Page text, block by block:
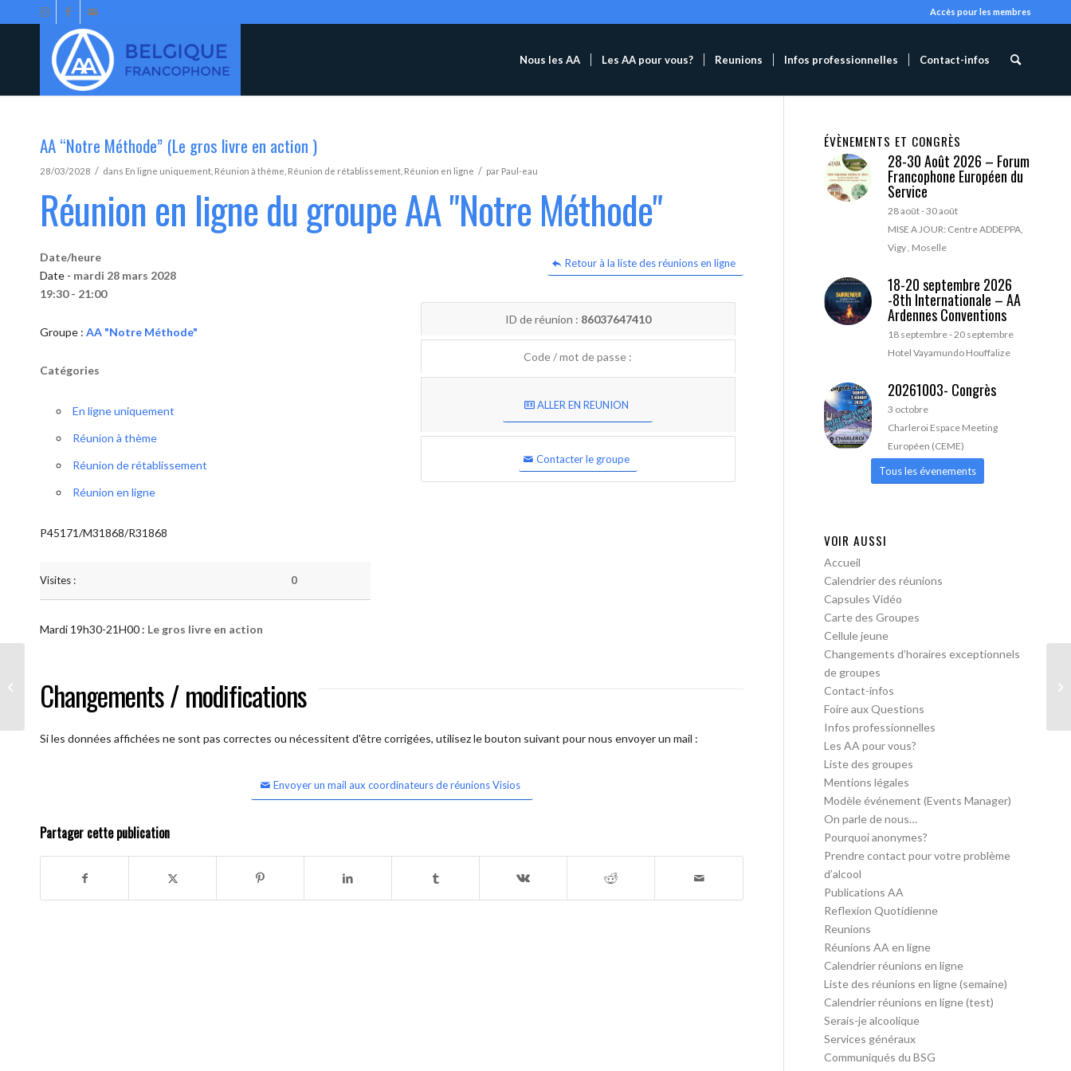
Accès pour les membres
Nous les AA Les AA pour vous? Reunions Infos professionnelles Contact-infos
AA “Notre Méthode” (Le gros livre en action )
28/03/2028 / dans En ligne uniquement Réunion à thème Réunion de rétablissement Réunion en ligne / par Paul-eau
Réunion en ligne du groupe AA "Notre Méthode"
Retour à la liste des réunions en ligne
Date/heure
Date - mardi 28 mars 2028
19:30 - 21:00
Groupe : AA "Notre Méthode"
Catégories
En ligne uniquement
Réunion à thème
Réunion de rétablissement
Réunion en ligne
P45171/M31868/R31868
Visites : 0
ID de réunion : 86037647410
Code / mot de passe :
ALLER EN REUNION
Contacter le groupe
Mardi 19h30-21H00 : Le gros livre en action
Changements / modifications
Si les données affichées ne sont pas correctes ou nécessitent d'être corrigées, utilisez le bouton suivant pour nous envoyer un mail :
Envoyer un mail aux coordinateurs de réunions Visios
Partager cette publication
ÉVÈNEMENTS ET CONGRÈS
28-30 Août 2026 – Forum
Francophone Européen du
Service
28 août-30 août
MISE A JOUR: Centre ADDEPPA,
Vigy , Moselle
18-20 septembre 2026
-8th Internationale – AA
Ardennes Conventions
18 septembre-20 septembre
Hotel Vayamundo Houffalize
20261003- Congrès
3 octobre
Charleroi Espace Meeting
Européen (CEME)
Tous les évenements
VOIR AUSSI
Accueil
Calendrier des réunions
Capsules Vidéo
Carte des Groupes
Cellule jeune
Changements d’horaires exceptionnels
de groupes
Contact-infos
Foire aux Questions
Infos professionnelles
Les AA pour vous?
Liste des groupes
Mentions légales
Modèle événement (Events Manager)
On parle de nous…
Pourquoi anonymes?
Prendre contact pour votre problème
d’alcool
Publications AA
Reflexion Quotidienne
Reunions
Réunions AA en ligne
Calendrier réunions en ligne
Liste des réunions en ligne (semaine)
Calendrier réunions en ligne (test)
Serais-je alcoolique
Services généraux
Communiqués du BSG
action )